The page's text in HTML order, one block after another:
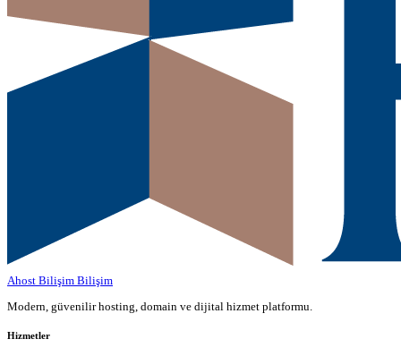
Ahost Bilişim Bilişim
Modern, güvenilir hosting, domain ve dijital hizmet platformu.
Hizmetler